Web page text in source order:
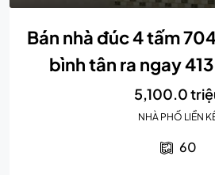
Bán nhà đúc 4 tấm
bình tân ra ngay
5,100.0
NHÀ PHỐ LIỀN
60